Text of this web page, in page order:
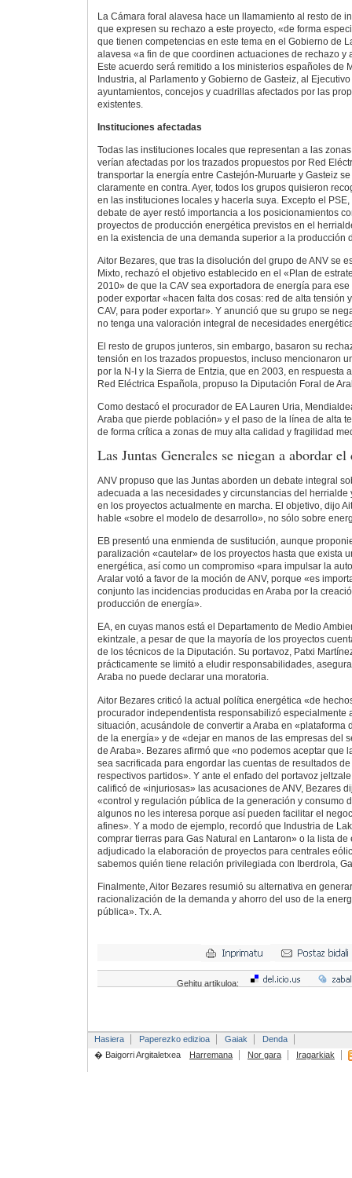
La Cámara foral alavesa hace un llamamiento al resto de
que expresen su rechazo a este proyecto, «de forma
que tienen competencias en este tema en el Gobierno de
alavesa «a fin de que coordinen actuaciones de rechazo y
Este acuerdo será remitido a los ministerios españoles de
Industria, al Parlamento y Gobierno de Gasteiz, al
ayuntamientos, concejos y cuadrillas afectados por las
existentes.
Instituciones afectadas
Todas las instituciones locales que representan a las
verían afectadas por los trazados propuestos por Red
transportar la energía entre Castejón-Muruarte y Gasteiz
claramente en contra. Ayer, todos los grupos quisieron
en las instituciones locales y hacerla suya. Excepto el
debate de ayer restó importancia a los posicionamientos
proyectos de producción energética previstos en el
en la existencia de una demanda superior a la producción
Aitor Bezares, que tras la disolución del grupo de ANV se
Mixto, rechazó el objetivo establecido en el «Plan de
2010» de que la CAV sea exportadora de energía para
poder exportar «hacen falta dos cosas: red de alta tensión
CAV, para poder exportar». Y anunció que su grupo se
no tenga una valoración integral de necesidades
El resto de grupos junteros, sin embargo, basaron su
tensión en los trazados propuestos, incluso mencionaron
por la N-I y la Sierra de Entzia, que en 2003, en respuesta
Red Eléctrica Española, propuso la Diputación Foral de
Como destacó el procurador de EA Lauren Uria,
Araba que pierde población» y el paso de la línea de alta
de forma crítica a zonas de muy alta calidad y fragilidad
Las Juntas Generales se niegan a abordar
ANV propuso que las Juntas aborden un debate integral
adecuada a las necesidades y circunstancias del herrialde
en los proyectos actualmente en marcha. El objetivo, dijo
hable «sobre el modelo de desarrollo», no sólo sobre
EB presentó una enmienda de sustitución, aunque
paralización «cautelar» de los proyectos hasta que exista
energética, así como un compromiso «para impulsar la
Aralar votó a favor de la moción de ANV, porque «es
conjunto las incidencias producidas en Araba por la
producción de energía».
EA, en cuyas manos está el Departamento de Medio
ekintzale, a pesar de que la mayoría de los proyectos
de los técnicos de la Diputación. Su portavoz, Patxi
prácticamente se limitó a eludir responsabilidades,
Araba no puede declarar una moratoria.
Aitor Bezares criticó la actual política energética «de
procurador independentista responsabilizó especialmente
situación, acusándole de convertir a Araba en «plataforma
de la energía» y de «dejar en manos de las empresas del
de Araba». Bezares afirmó que «no podemos aceptar que
sea sacrificada para engordar las cuentas de resultados
respectivos partidos». Y ante el enfado del portavoz
calificó de «injuriosas» las acusaciones de ANV, Bezares
«control y regulación pública de la generación y consumo
algunos no les interesa porque así pueden facilitar el
afines». Y a modo de ejemplo, recordó que Industria de
comprar tierras para Gas Natural en Lantaron» o la lista
adjudicado la elaboración de proyectos para centrales
sabemos quién tiene relación privilegiada con Iberdrola,
Finalmente, Aitor Bezares resumió su alternativa en
racionalización de la demanda y ahorro del uso de la
pública». Tx. A.
Gehitu artikuloa:
Hasiera Paperezko edizioa Gaiak
Denda
� Baigorri Argitaletxea
Harremana Nor gara Iragarkiak